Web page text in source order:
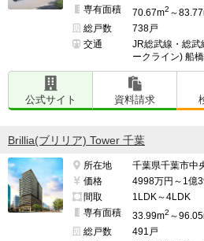
長く居る警備員が相談事をした
事があり不愉快だった。
他の住人からも同じような話を
このマンションの最も良い点
駅から近く共用部が充実してい
専有面積
70.67m2 ～
総戸数
738戸
交通
JR総武線・総武
ークライン) 船
公式サイト 資料請求
Brillia(ブリリア) Tower 千葉
所在地
千葉県千葉市中
価格
4998万円～1億
間取
1LDK～4LDK
専有面積
33.99m2 ～
総戸数
491戸